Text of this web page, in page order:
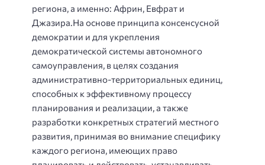
региона, а именно: Африн, Евфрат и
Джазира.На основе принципа консенсусной
демократии и для укрепления
демократической системы автономного
самоуправления, в целях создания
административно-территориальных единиц,
способных к эффективному процессу
планирования и реализации, а также
разработки конкретных стратегий местного
развития, принимая во внимание специфику
каждого региона, имеющих право